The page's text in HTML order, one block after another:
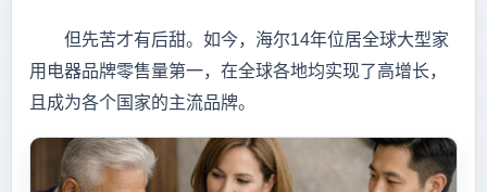
但先苦才有后甜。如今，海尔14年位居全球大型家
用电器品牌零售量第一，在全球各地均实现了高增长，
且成为各个国家的主流品牌。